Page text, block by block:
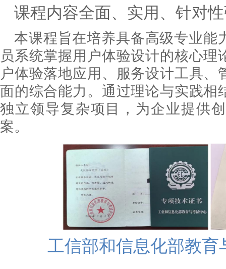
课程内容全面、实用、针对
本课程旨在培养具备高级专业能
员系统掌握用户体验设计的核心
户体验落地应用、服务设计工具、
面的综合能力。通过理论与实践相
独立领导复杂项目，为企业提供
案。
工信部和信息化部教